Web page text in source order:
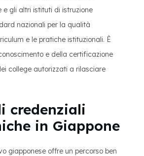
e gli altri istituti di istruzione
nazionali per la qualità
e le pratiche istituzionali. È
e della certificazione
college autorizzati a rilasciare
credenziali
in Giappone
giapponese offre un percorso ben